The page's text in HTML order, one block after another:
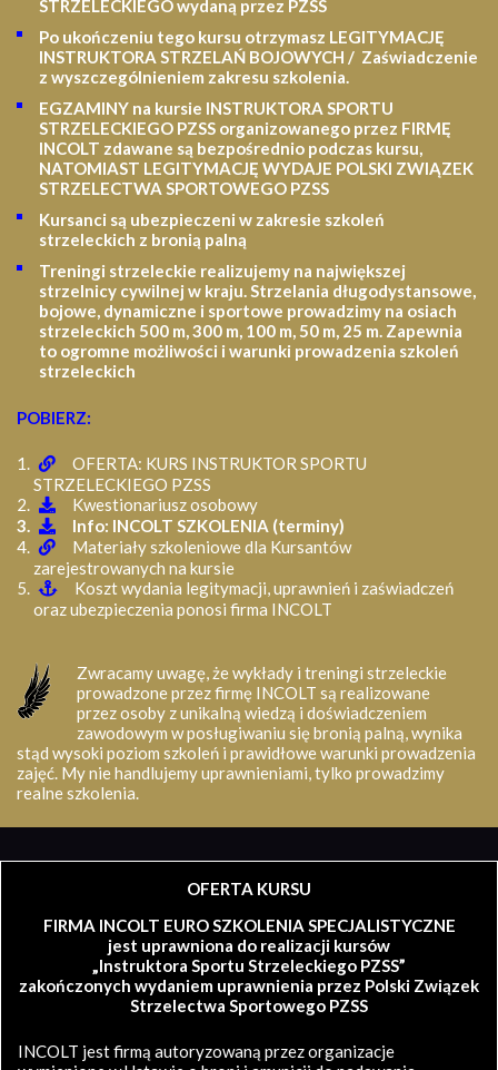
STRZELECKIEGO wydaną przez PZSS
Po ukończeniu tego kursu otrzymasz LEGITYMACJĘ
INSTRUKTORA STRZELAŃ BOJOWYCH / Zaświadczenie
z wyszczególnieniem zakresu szkolenia.
EGZAMINY na kursie INSTRUKTORA SPORTU
STRZELECKIEGO PZSS organizowanego przez FIRMĘ
INCOLT zdawane są bezpośrednio podczas kursu,
NATOMIAST LEGITYMACJĘ WYDAJE POLSKI ZWIĄZEK
STRZELECTWA SPORTOWEGO PZSS
Kursanci są ubezpieczeni w zakresie szkoleń
strzeleckich z bronią palną
Treningi strzeleckie realizujemy na największej
strzelnicy cywilnej w kraju. Strzelania długodystansowe,
bojowe, dynamiczne i sportowe prowadzimy na osiach
strzeleckich 500 m, 300 m, 100 m, 50 m, 25 m. Zapewnia
to ogromne możliwości i warunki prowadzenia szkoleń
strzeleckich
POBIERZ:
OFERTA: KURS INSTRUKTOR SPORTU
STRZELECKIEGO PZSS
Kwestionariusz osobowy
Info: INCOLT SZKOLENIA (terminy)
Materiały szkoleniowe dla Kursantów
zarejestrowanych na kursie
Koszt wydania legitymacji, uprawnień i zaświadczeń
oraz ubezpieczenia ponosi firma INCOLT
Zwracamy uwagę, że wykłady i treningi strzeleckie
prowadzone przez firmę INCOLT są realizowane
przez osoby z unikalną wiedzą i doświadczeniem
zawodowym w posługiwaniu się bronią palną, wynika
stąd wysoki poziom szkoleń i prawidłowe warunki prowadzenia
zajęć. My nie handlujemy uprawnieniami, tylko prowadzimy
realne szkolenia.
OFERTA KURSU
FIRMA INCOLT EURO SZKOLENIA SPECJALISTYCZNE
jest uprawniona do realizacji kursów
„Instruktora Sportu Strzeleckiego PZSS”
zakończonych wydaniem uprawnienia przez Polski Związek
Strzelectwa Sportowego PZSS
INCOLT jest firmą autoryzowaną przez organizacje